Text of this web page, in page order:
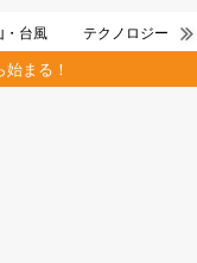
・台風 テクノロジー
まる！